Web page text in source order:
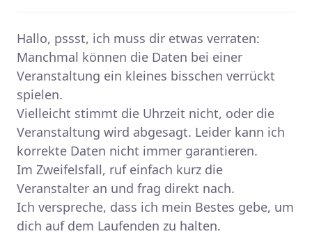
Hallo, pssst, ich muss dir etwas verraten:
Manchmal können die Daten bei einer
Veranstaltung ein kleines bisschen verrückt
spielen.
Vielleicht stimmt die Uhrzeit nicht, oder die
Veranstaltung wird abgesagt. Leider kann ich
korrekte Daten nicht immer garantieren.
Im Zweifelsfall, ruf einfach kurz die
Veranstalter an und frag direkt nach.
Ich verspreche, dass ich mein Bestes gebe, um
dich auf dem Laufenden zu halten.